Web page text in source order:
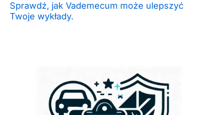
Sprawdź, jak Vademecum może ulepszyć
Twoje wykłady.